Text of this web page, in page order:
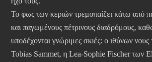
Το φως των κεριών τρεμοπαίζει κάτω από
και παγωμένους πέτρινους διαδρόμους,
υποδέχονται γνώριμες σκιές: ο ιθύνων
Tobias Sammet, η Lea-Sophie Fischer των